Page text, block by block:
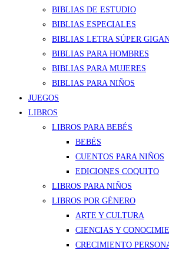
BIBLIAS DE ESTUDIO
BIBLIAS ESPECIALES
BIBLIAS LETRA SÚPER
BIBLIAS PARA HOMBRES
BIBLIAS PARA MUJERES
BIBLIAS PARA NIÑOS
JUEGOS
LIBROS
LIBROS PARA BEBÉS
BEBÉS
CUENTOS PARA NIÑOS
EDICIONES COQUITO
LIBROS PARA NIÑOS
LIBROS POR GÉNERO
ARTE Y CULTURA
CIENCIAS Y
CRECIMIENTO